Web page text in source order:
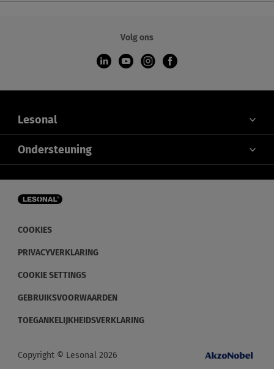
Volg ons
Lesonal
OVER ONS
CONTACT
ALLE NIEUWS
Ondersteuning
SERVICE
COOKIES
PRIVACYVERKLARING
COOKIE SETTINGS
GEBRUIKSVOORWAARDEN
TOEGANKELIJKHEIDSVERKLARING
Copyright © Lesonal 2026